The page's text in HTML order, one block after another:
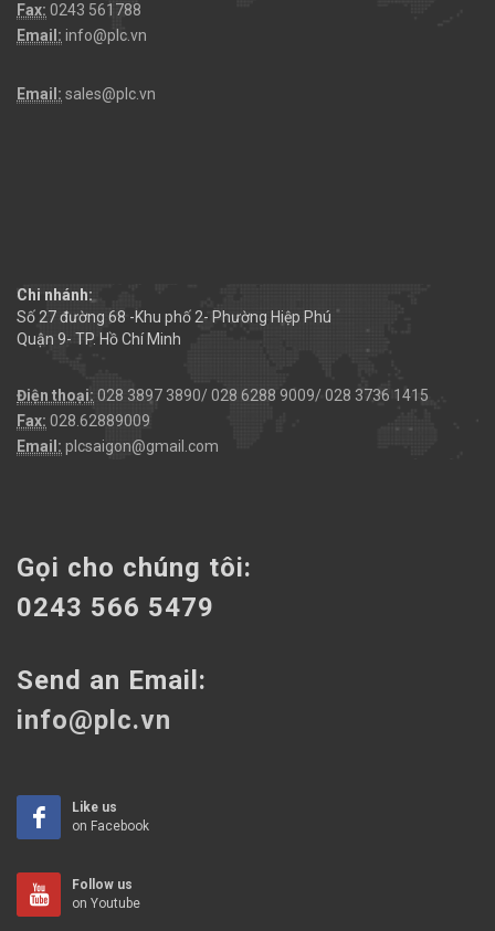
Fax: 0243 561788
Email: info@plc.vn
Email: sales@plc.vn
Chi nhánh:
Số 27 đường 68 -Khu phố 2- Phường Hiệp Phú
Quận 9- TP. Hồ Chí Minh
Điện thoại: 028 3897 3890/ 028 6288 9009/ 028 3736 1415
Fax: 028.62889009
Email: plcsaigon@gmail.com
Gọi cho chúng tôi:
0243 566 5479
Send an Email:
info@plc.vn
Like us
on Facebook
Follow us
on Youtube